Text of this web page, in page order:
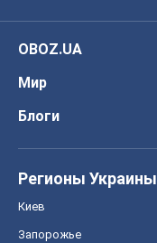
OBOZ.UA
Мир
Блоги
Регионы Украины
Киев
Запорожье